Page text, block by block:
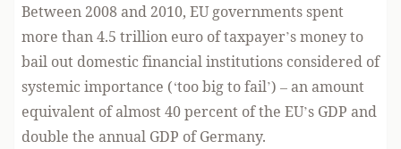
Between 2008 and 2010, EU governments spent
more than 4.5 trillion euro of taxpayer’s money to
bail out domestic financial institutions considered of
systemic importance (‘too big to fail’) – an amount
equivalent of almost 40 percent of the EU’s GDP and
double the annual GDP of Germany.